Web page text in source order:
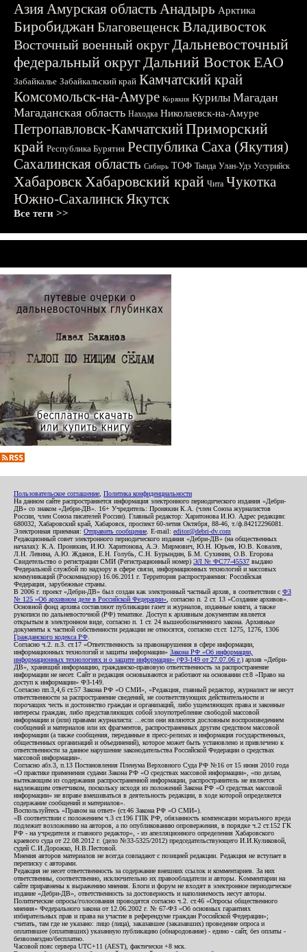
АзияАмурская область Анадырь Арктика
БиробиджанБлаговещенскВладивосток
Восточный военный округДальневосточный
федеральный округДальний ВостокЕАО
Забайкалье Забайкальский край Камчатский край
Комсомольск-на-Амуре Корякия Курилы Магадан
Магаданская область Находка Николаевск-на-Амуре
Петропавловск-КамчатскийПриморский
край Республика Бурятия Республика Саха (Якутия)
Сахалинская область Сибирь ТОФ Тында Улан-Удэ Уссурийск
ХабаровскХабаровский край Чита Чукотка
Южно-СахалинскЯкутск
Все теги >>
Пользовательское соглашение Политика конфиденциальности
На данном сайте распространяется информация электронного периодического издания «Дебри-
ДВ» со знаком «Дебри-ДВ». 16+ Учредитель: Пронякин К.А. (член Союза журналистов
России, член Союза писателей России). Главный редактор: Харитонова И.Ю. Адрес редакции:
680032, Хабаровский край, Хабаровск, проспект 60-летия Октября, 88-46, т./ф.84212296081.
Электронная приемная: Отправить сообщение . E-mail: editor@debri-dv.com
Редакционный совет электронного периодического издания «Дебри-ДВ» (на общественных
началах): К.А. Пронякин, И.Ю. Харитонова, А.Э. Мирмович, Ю.Н. Юрьев, Ю.В. Ковалев,
Л.Н. Левина, А.Ю. Жданов, Е.Н. Голубь, С.Н. Бурындин, Б.М. Сухинин, О.В. Егорова
Свидетельство о регистрации СМИ (Регистрационный номер) ЭЛ № ФС77-45537 выдано
Федеральной службой по надзору в сфере связи, информационных технологий и массовых
коммуникаций (Роскомнадзор) 16.06.2011 г. Территория распространения: Российская
Федерация, зарубежные страны.
В 2006 г. проект «Дебри-ДВ» был создан как электронный частный архив, в соответствии с ФЗ
№ 125 «Об архивном деле в Российской Федерации» , согласно п. 2 ст. 13 «Создание архивов».
Основной фонд архива составляют публикации газет и журналов, изданные книги, а также
рукописи по дальневосточной (РФ) тематике. Доступ к архивным документам является
открытым в электронном виде, согласно п. 1 ст. 24 вышеобозначенного закона. Архивные
документы к частной собственности редакции не относятся, согласно ст.ст. 1275, 1276, 1306
Гражданского кодекса РФ
Согласно ч.2. п.3. ст.17 «Ответственность за правонарушения в сфере информации,
информационных технологий и защиты информации» Закона РФ «Об информации,
информационных технологиях и о защите информации» (ФЗ-149 от 27.07.06 г.) архив «Дебри-
ДВ», хранящий информацию, гражданско-правовую ответственность за распространение
информации не несет. Сайт и редакция основываются и работают на основании ст.8 «Право на
доступ к информации» ФЗ-149.
Согласно пп.3,4,6 ст.57 Закона РФ «О СМИ», «Редакция, главный редактор, журналист не несут
ответственности за распространение сведений, не соответствующих действительности и
порочащих честь и достоинство граждан и организаций, либо ущемляющих права и законные
интересы граждан, либо представляющих собой злоупотребление свободой массовой
информации и (или) правами журналиста: ...если они являются дословным воспроизведением
сообщений и материалов или их фрагментов, распространенных другим средством массовой
информации (а также сообщения, переданные в пресс-релизах и информация государственных,
общественных организаций и объединений), которое может быть установлено и привлечено к
ответственности за данное нарушение законодательства Российской Федерации о средствах
массовой информации».
Согласно абз.3, п.13 Постановления Пленума Верховного Суда РФ №16 от 15 июня 2010 года
«О практике применения судами Закона РФ «О средствах массовой информации», «по делам,
вытекающим из содержания распространенной информации, распространитель не является
надлежащим ответчиком, поскольку исходя из положений Закона РФ «О средствах массовой
информации» не вправе вмешиваться в деятельность редакции, в ходе которой определяется
содержание сообщений и материалов».
Воспользуйтесь «Правом на ответ» (ст.46 Закона РФ «О СМИ»).
«В соответствии с положением ч.3 ст.196 ГПК РФ, обязанность компенсации морального вреда
подлежит возложению на авторов, а по опубликованию опровержения, в порядке ч.2 ст.152 ГК
РФ - на учредителя и главного редактор», - из апелляционного определения Хабаровского
краевого суда от 22.08.2012 г. (дело №33-5325/2012) председательствующего И.И.Куликовой,
судей С.И.Дорожко, Н.В.Пестовой.
Мнения авторов материалов не всегда совпадают с позицией редакции. Редакция не вступает в
переписку с авторами.
Редакция не несет ответственность за содержание внешних ссылок и комментариев. За них
ответственны, соответственно, исключительно их правообладатели и авторы. Комментарии на
сайте приравнены к выражению мнения. Блоги и форум не входят в электронное периодическое
издание «Дебри-ДВ», ответственность за достоверность и наполняемость несут авторы.
Политические опросы/голосования проводятся согласно ч.2. ст.46 «Опросы общественного
мнения» Федерального закона от 12.06.2002 г. № 67-ФЗ «Об основных гарантиях
избирательных прав и права на участие в референдуме граждан Российской Федерации»;
считать, там где не указано: лицо (лица), заказавшее (заказавших) проведение опроса и
оплатившее (оплативших) указанную публикацию (обнародование) - едино - сайт, без оплаты -
безвозмездно/бесплатно.
Часовой пояс сервера UTC+11 (AEST), фактически +8 мск.